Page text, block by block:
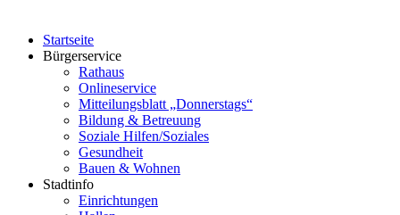
Startseite
Bürgerservice
Rathaus
Onlineservice
Mitteilungsblatt „Donnerstags“
Bildung & Betreuung
Soziale Hilfen/Soziales
Gesundheit
Bauen & Wohnen
Stadtinfo
Einrichtungen